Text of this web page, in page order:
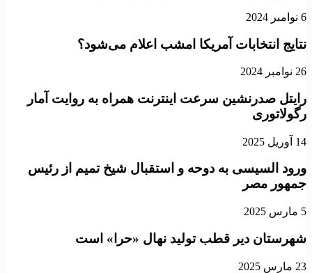
6 نوامبر 2024
نتایج انتخابات آمریکا امشب اعلام می‌شود؟
26 نوامبر 2024
رایتل صدرنشین سرعت اینترنت همراه به روایت آمار
رگولاتوری
14 آوریل 2025
ورود السیسی به دوحه و استقبال شیخ تمیم از رئیس
جمهور مصر
5 مارس 2025
شهرستان دیر قطب تولید نهال «حرا» است
23 مارس 2025